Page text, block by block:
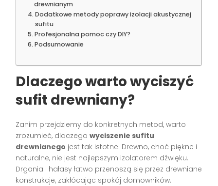
drewnianym
Dodatkowe metody poprawy izolacji akustycznej
sufitu
Profesjonalna pomoc czy DIY?
Podsumowanie
Dlaczego warto wyciszyć
sufit drewniany?
Zanim przejdziemy do konkretnych metod, warto
zrozumieć, dlaczegowyciszenie sufitu
drewnianego jest tak istotne. Drewno, choć piękne i
naturalne, nie jest najlepszym izolatorem dźwięku.
Drgania i hałasy łatwo przenoszą się przez drewniane
konstrukcje, zakłócając spokój domowników.